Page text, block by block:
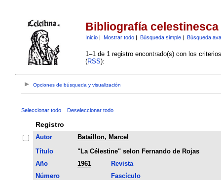
Bibliografía celestinesca
Inicio| Mostrar todo| Búsqueda simple| Búsqueda
1–1 de 1 registro encontrado(s) con los
(RSS):
Opciones de búsqueda y visualización
Seleccionar todo Deseleccionar todo
Registro
Autor
Bataillon, Marcel
Título
"La Célestine" selon Fernando de Rojas
Año
1961
Revista
Número
Fascículo